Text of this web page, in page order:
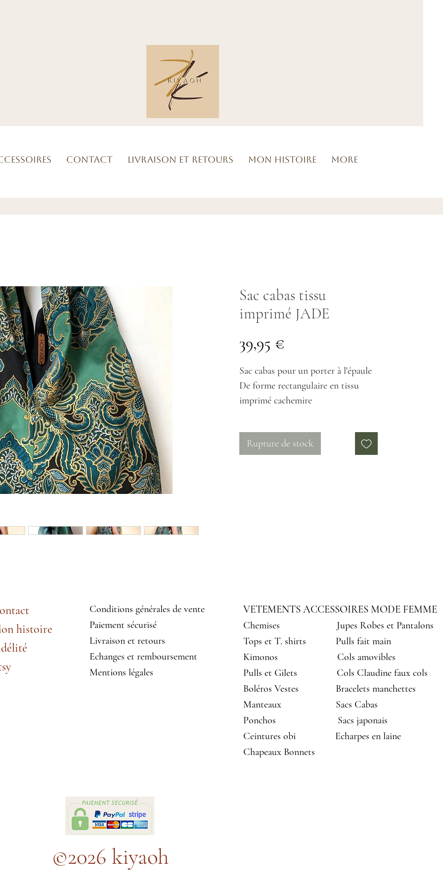
Contact Livraison et retours Mon histoire More
Sac cabas tissu
imprimé JADE
39,95 €
Sac cabas pour un porter à l'épaule
De forme rectangulaire en tissu
imprimé cachemire
sac entièrement doublé
Rupture de stock
histoire
Conditions générales de vente
Paiement sécurisé
Livraison et retours
Echanges et remboursement
Mentions légales
VETEMENTS ACCESSOIRES MODE FEMME
Chemises
Jupes Robes et Pantalons
Tops et T. shirts
Pulls fait main
Kimonos
Cols amovibles
Pulls et Gilets
Cols Claudine faux cols
Boléros Vestes
Bracelets manchettes
Manteaux
Sacs Cabas
Ponchos
Sacs japonais
Ceintures obi
Echarpes en laine
Chapeaux Bonnets
©2026 kiyaoh